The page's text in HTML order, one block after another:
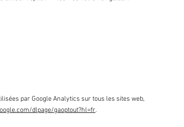
par Google Analytics sur tous les sites web,
dlpage/gaoptout?hl=fr.